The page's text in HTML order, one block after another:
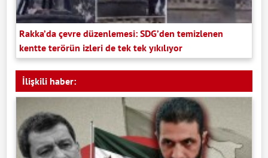
Rakka’da çevre düzenlemesi: SDG’den temizlenen
kentte terörün izleri de tek tek yıkılıyor
İlişkili haber: